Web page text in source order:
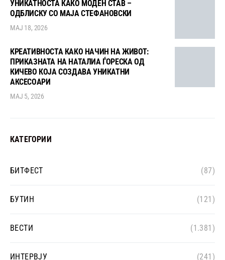
УНИКАТНОСТА КАКО МОДЕН СТАВ –
ОДБЛИСКУ СО МАЈА СТЕФАНОВСКИ
МАЈ 18, 2026
КРЕАТИВНОСТА КАКО НАЧИН НА ЖИВОТ:
ПРИКАЗНАТА НА НАТАЛИА ЃОРЕСКА ОД
КИЧЕВО КОЈА СОЗДАВА УНИКАТНИ
АКСЕСОАРИ
МАЈ 5, 2026
КАТЕГОРИИ
БИТФЕСТ (87)
БУТИН (121)
ВЕСТИ (1.381)
ИНТЕРВЈУ (241)